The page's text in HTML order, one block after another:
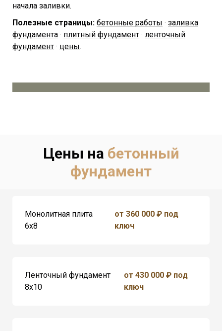
начала заливки.
Полезные страницы: бетонные работы · заливка
фундамента · плитный фундамент · ленточный
фундамент · цены.
Цены на бетонный
фундамент
Монолитная плита
6х8
от 360 000 ₽ под
ключ
Ленточный фундамент
8x10
от 430 000 ₽ под
ключ